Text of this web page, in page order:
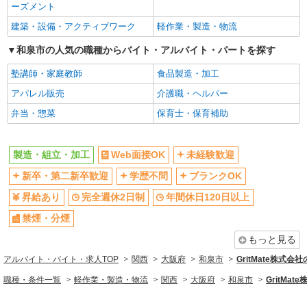
ーズメント
建築・設備・アクティブワーク 軽作業・製造・物流
和泉市の人気の職種からバイト・アルバイト・パートを探す
塾講師・家庭教師
食品製造・加工
アパレル販売
介護職・ヘルパー
弁当・惣菜
保育士・保育補助
製造・組立・加工 Web面接OK
未経験歓迎
新卒・第二新卒歓迎
学歴不問
ブランクOK
昇給あり
完全週休2日制
年間休日120日以上
禁煙・分煙
もっと見る
アルバイト・バイト・求人TOP 関西 大阪府 和泉市 GritMate株式会社
職種・条件一覧 軽作業・製造・物流 関西 大阪府 和泉市 GritMate